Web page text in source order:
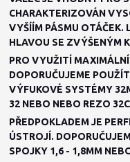
CHARAKTERIZOVÁN
VYŠÍÍM PÁSMU OTÁČEK.
HLAVOU SE ZVÝŠENÝM
PRO VYUŽITÍ
DOPORUČUJEME
VÝFUKOVÉ SYSTÉMY
32 NEBO NEBO REZO
PŘEDPOKLADEM JE
ÚSTROJÍ.
SPOJKY 1,6 - 1,8MM